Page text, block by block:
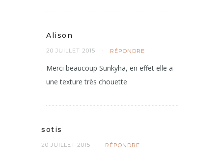
Alison
20 JUILLET 2015 RÉPONDRE
Merci beaucoup Sunkyha, en effet elle a
une texture très chouette
sotis
20 JUILLET 2015 RÉPONDRE